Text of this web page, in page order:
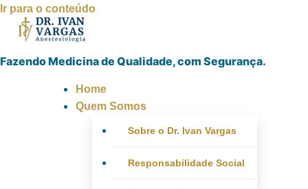
Ir para o conteúdo
Fazendo Medicina de Qualidade, com Segurança.
Home
Quem Somos
Sobre o Dr. Ivan Vargas
Responsabilidade Social